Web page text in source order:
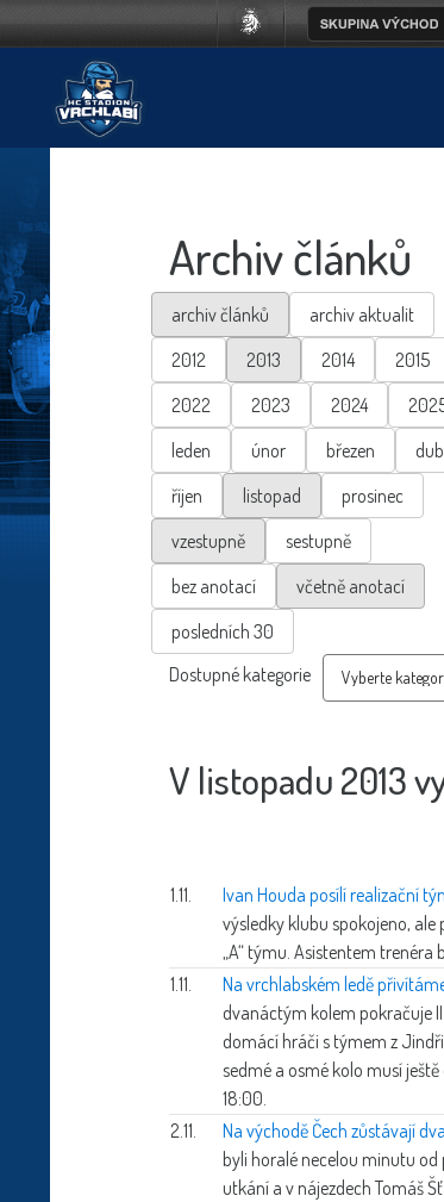
Archiv článků
archiv článků
archiv aktualit
2012
2013 2014 2015
2022
2023 2024
leden
únor březen
říjen
listopad
prosinec
vzestupně
sestupně
bez anotací
včetně anotací
posledních 30
Dostupné kategorie
V listopadu 2013
1.11.
Ivan Houda posílí realizační
výsledky klubu spokojeno,
„A“ týmu. Asistentem trenéra
1.11.
Na vrchlabském ledě
dvanáctým kolem pokračuje
domácí hráči s týmem z
sedmé a osmé kolo musí
18:00.
2.11.
Na východě Čech zůstávají
byli horalé necelou minutu od
utkání a v nájezdech Tomáš